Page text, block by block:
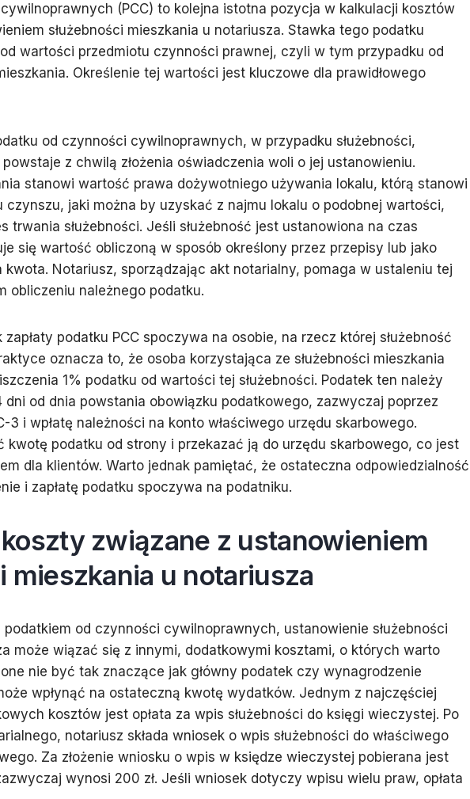
(PCC) to kolejna istotna pozycja w kalkulacji kosztów
służebności mieszkania u notariusza. Stawka tego podatku
wartości przedmiotu czynności prawnej, czyli w tym przypadku od
Określenie tej wartości jest kluczowe dla prawidłowego
od czynności cywilnoprawnych, w przypadku służebności,
z chwilą złożenia oświadczenia woli o jej ustanowieniu.
stanowi wartość prawa dożywotniego używania lokalu, którą stanowi
czynszu, jaki można by uzyskać z najmu lokalu o podobnej wartości,
trwania służebności. Jeśli służebność jest ustanowiona na czas
się wartość obliczoną w sposób określony przez przepisy lub jako
kwota. Notariusz, sporządzając akt notarialny, pomaga w ustaleniu tej
obliczeniu należnego podatku.
podatku PCC spoczywa na osobie, na rzecz której służebność
oznacza to, że osoba korzystająca ze służebności mieszkania
1% podatku od wartości tej służebności. Podatek ten należy
dni od dnia powstania obowiązku podatkowego, zazwyczaj poprzez
3 i wpłatę należności na konto właściwego urzędu skarbowego.
kwotę podatku od strony i przekazać ją do urzędu skarbowego, co jest
dla klientów. Warto jednak pamiętać, że ostateczna odpowiedzialność
i zapłatę podatku spoczywa na podatniku.
związane z ustanowieniem
mieszkania u notariusza
podatkiem od czynności cywilnoprawnych, ustanowienie służebności
może wiązać się z innymi, dodatkowymi kosztami, o których warto
nie być tak znaczące jak główny podatek czy wynagrodzenie
wpłynąć na ostateczną kwotę wydatków. Jednym z najczęściej
kosztów jest opłata za wpis służebności do księgi wieczystej. Po
notariusz składa wniosek o wpis służebności do właściwego
Za złożenie wniosku o wpis w księdze wieczystej pobierana jest
wynosi 200 zł. Jeśli wniosek dotyczy wpisu wielu praw, opłata